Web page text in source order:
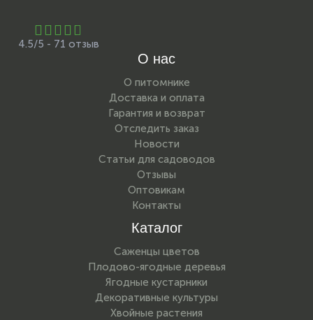
4.5/5 - 71 отзыв
О нас
О питомнике
Доставка и оплата
Гарантия и возврат
Отследить заказ
Новости
Статьи для садоводов
Отзывы
Оптовикам
Контакты
Каталог
Саженцы цветов
Плодово-ягодные деревья
Ягодные кустарники
Декоративные культуры
Хвойные растения